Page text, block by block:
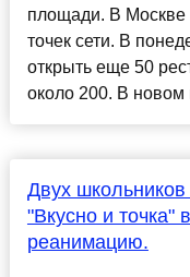
площади. В Москве
точек сети. В
открыть еще 50
около 200. В
Двух школьников
"Вкусно и точка"
реанимацию.